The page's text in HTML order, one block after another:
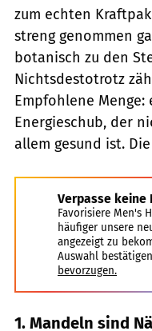
zum echten
streng genommen
botanisch zu den
Nichtsdestotrotz
Empfohlene Menge:
Energieschub, der
allem gesund ist.
Verpasse keine
Favorisiere Men's
häufiger unsere
angezeigt zu
Auswahl
bevorzugen.
1. Mandeln sind